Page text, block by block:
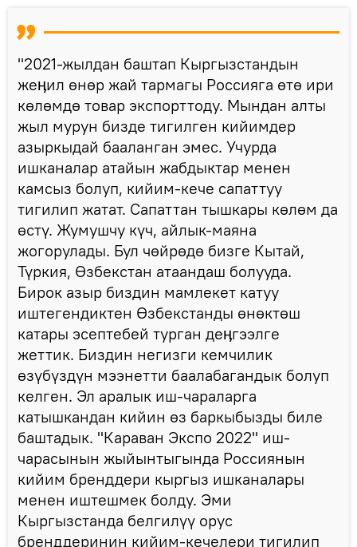
"2021-жылдан баштап Кыргызстандын
жеӊил өнөр жай тармагы Россияга өтө ири
көлөмдө товар экспорттоду. Мындан алты
жыл мурун бизде тигилген кийимдер
азыркыдай бааланган эмес. Учурда
ишканалар атайын жабдыктар менен
камсыз болуп, кийим-кече сапаттуу
тигилип жатат. Сапаттан тышкары көлөм да
өстү. Жумушчу күч, айлык-маяна
жогорулады. Бул чөйрөдө бизге Кытай,
Түркия, Өзбекстан атаандаш болууда.
Бирок азыр биздин мамлекет катуу
иштегендиктен Өзбекстанды өнөктөш
катары эсептебей турган деӊгээлге
жеттик. Биздин негизги кемчилик
өзүбүздүн мээнетти баалабагандык болуп
келген. Эл аралык иш-чараларга
катышкандан кийин өз баркыбызды биле
баштадык. "Караван Экспо 2022" иш-
чарасынын жыйынтыгында Россиянын
кийим бренддери кыргыз ишканалары
менен иштешмек болду. Эми
Кыргызстанда белгилүү орус
бренддеринин кийим-кечелери тигилип